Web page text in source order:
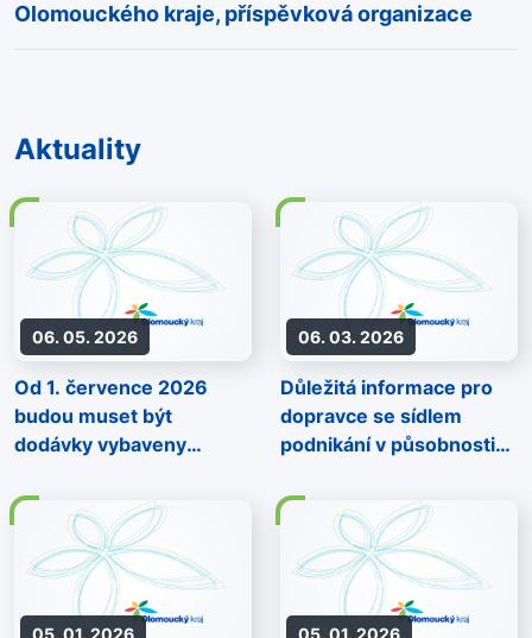
Olomouckého kraje, příspěvková organizace
Aktuality
06. 05. 2026
Od 1. července 2026
budou muset být
dodávky vybaveny
06. 03. 2026
Důležitá informace pro
dopravce se sídlem
podnikání v působnosti